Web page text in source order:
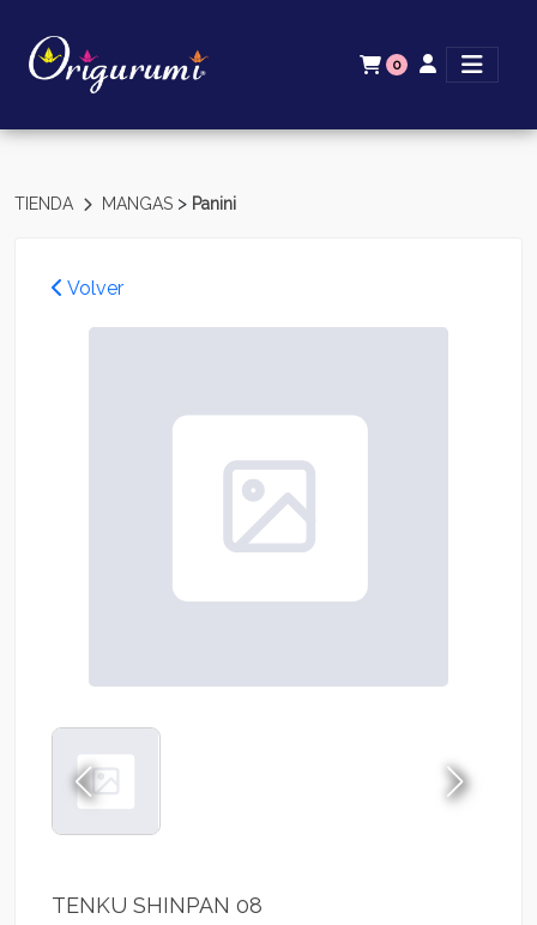
0
TIENDA MANGAS > Panini
Volver
TENKU SHINPAN 08